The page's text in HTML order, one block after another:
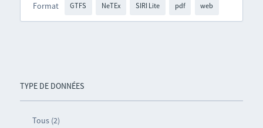
TYPE DE DONNÉES
Tous (2)
Format GTFS NeTEx SIRI Lite pdf web